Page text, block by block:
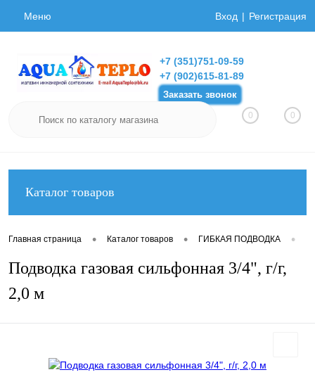
Меню Вход Регистрация
+7 (351)751-09-59
+7 (902)615-81-89
Заказать звонок
0 0
Каталог товаров
Главная страница • Каталог товаров • ГИБКАЯ ПОДВОДКА •
Подводка газовая сильфонная 3/4", г/г,
2,0 м